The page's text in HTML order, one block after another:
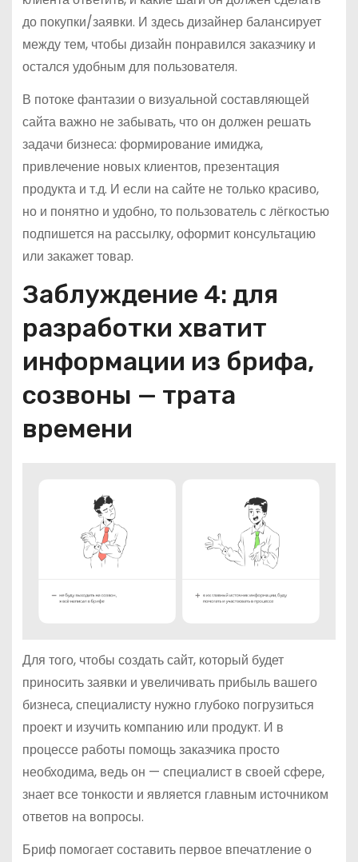
до покупки/заявки. И здесь дизайнер балансирует
между тем, чтобы дизайн понравился заказчику и
остался удобным для пользователя.
В потоке фантазии о визуальной составляющей
сайта важно не забывать, что он должен решать
задачи бизнеса: формирование имиджа,
привлечение новых клиентов, презентация
продукта и т.д. И если на сайте не только красиво,
но и понятно и удобно, то пользователь с лёгкостью
подпишется на рассылку, оформит консультацию
или закажет товар.
Заблуждение 4: для
разработки хватит
информации из брифа,
созвоны — трата
времени
Для того, чтобы создать сайт, который будет
приносить заявки и увеличивать прибыль вашего
бизнеса, специалисту нужно глубоко погрузиться
проект и изучить компанию или продукт. И в
процессе работы помощь заказчика просто
необходима, ведь он — специалист в своей сфере,
знает все тонкости и является главным источником
ответов на вопросы.
Бриф помогает составить первое впечатление о